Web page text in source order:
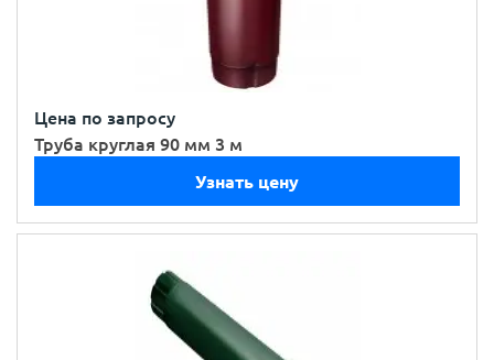
Цена по запросу
Труба круглая 90 мм 3 м
Узнать цену